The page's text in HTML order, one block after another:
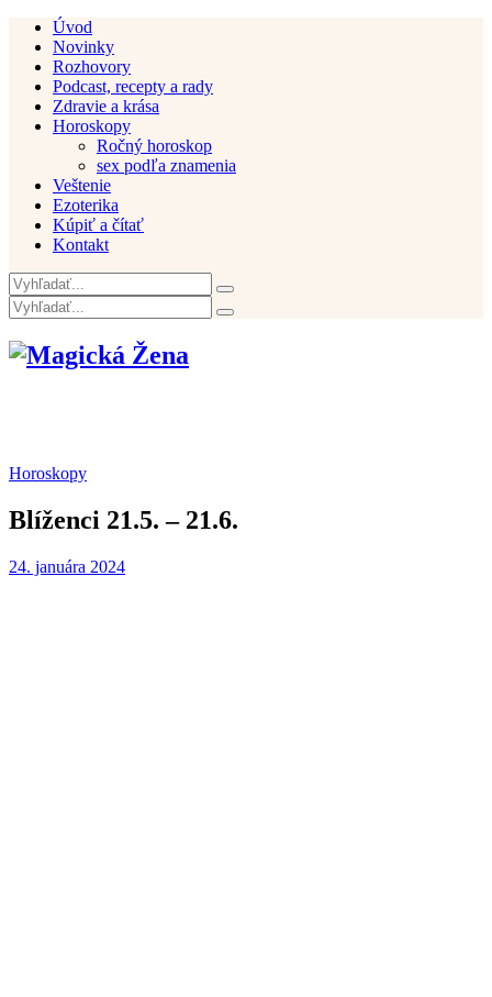
Úvod
Novinky
Rozhovory
Podcast, recepty a rady
Zdravie a krása
Horoskopy
Ročný horoskop
sex podľa znamenia
Veštenie
Ezoterika
Kúpiť a čítať
Kontakt
Horoskopy
Blíženci 21.5. – 21.6.
24. januára 2024